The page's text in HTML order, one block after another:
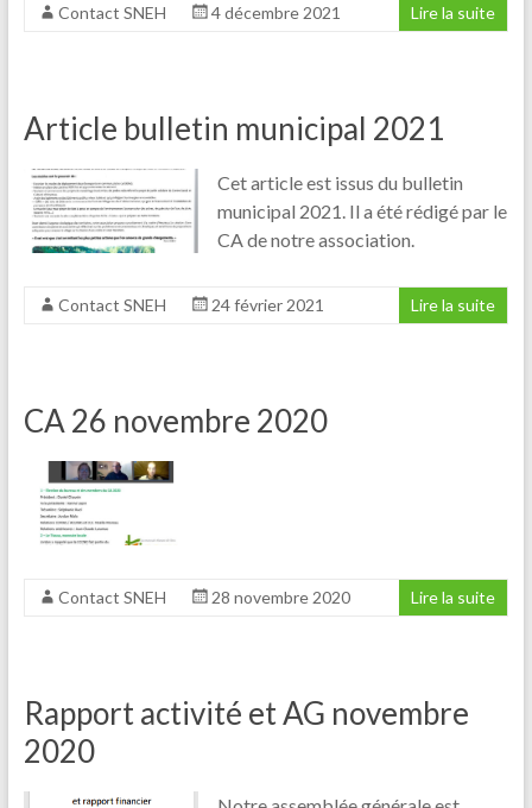
Contact SNEH 4 décembre 2021 Lire la suite
Article bulletin municipal 2021
Cet article est issus du bulletin
municipal 2021. Il a été rédigé par le
CA de notre association.
Contact SNEH 24 février 2021 Lire la suite
CA 26 novembre 2020
Contact SNEH 28 novembre 2020 Lire la suite
Rapport activité et AG novembre
2020